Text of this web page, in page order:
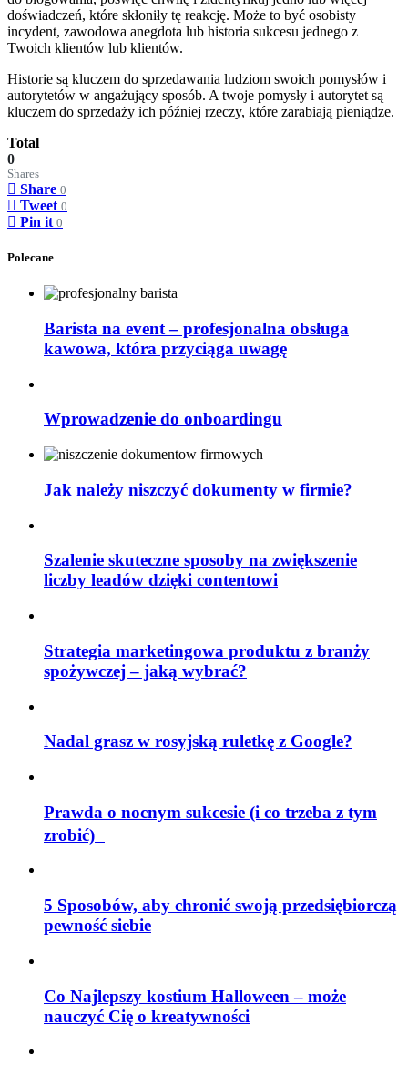
doświadczeń, które skłoniły tę reakcję. Może to być osobisty
incydent, zawodowa anegdota lub historia sukcesu jednego z
Twoich klientów lub klientów.
Historie są kluczem do sprzedawania ludziom swoich pomysłów i
autorytetów w angażujący sposób. A twoje pomysły i autorytet są
kluczem do sprzedaży ich później rzeczy, które zarabiają pieniądze.
Total
0
Shares
Share 0
Tweet 0
Pin it 0
Polecane
Barista na event – profesjonalna obsługa
kawowa, która przyciąga uwagę
Wprowadzenie do onboardingu
Jak należy niszczyć dokumenty w firmie?
Szalenie skuteczne sposoby na zwiększenie
liczby leadów dzięki contentowi
Strategia marketingowa produktu z branży
spożywczej – jaką wybrać?
Nadal grasz w rosyjską ruletkę z Google?
Prawda o nocnym sukcesie (i co trzeba z tym
zrobić)
5 Sposobów, aby chronić swoją przedsiębiorczą
pewność siebie
Co Najlepszy kostium Halloween – może
nauczyć Cię o kreatywności